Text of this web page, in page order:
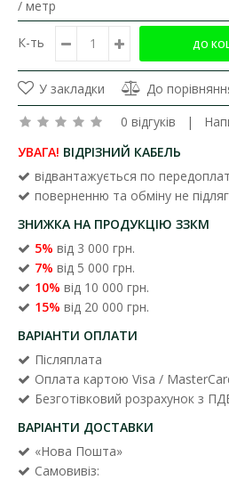
/ метр
К-ть
У закладки
До
0 відгуків |
УВАГА! ВІДРІЗНИЙ КАБЕЛЬ
відвантажується по
поверненню та обміну не
ЗНИЖКА НА ПРОДУКЦІЮ ЗЗКМ
5% від 3 000 грн.
7% від 5 000 грн.
10% від 10 000 грн.
15% від 20 000 грн.
ВАРІАНТИ ОПЛАТИ
Післяплата
Оплата картою Visa /
Безготівковий розрахунок з
ВАРІАНТИ ДОСТАВКИ
«Нова Пошта»
Самовивіз: